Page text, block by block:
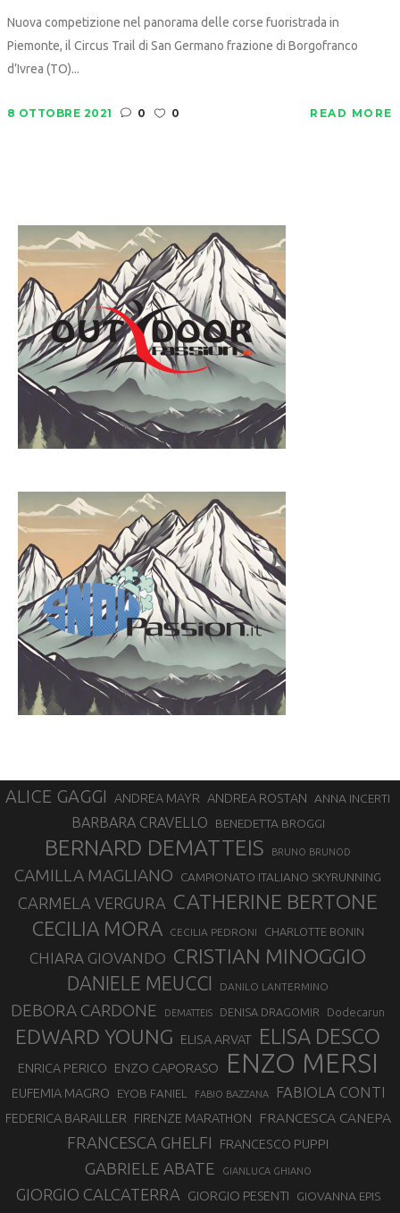
Nuova competizione nel panorama delle corse fuoristrada in
Piemonte, il Circus Trail di San Germano frazione di Borgofranco
d’Ivrea (TO)...
8 OTTOBRE 2021 0 0 READ MORE
ALICE GAGGI ANDREA MAYR ANDREA ROSTAN ANNA INCERTI
BARBARA CRAVELLO BENEDETTA BROGGI
BERNARD DEMATTEIS BRUNO BRUNOD
CAMILLA MAGLIANO CAMPIONATO ITALIANO SKYRUNNING
CARMELA VERGURA CATHERINE BERTONE
CECILIA MORA CECILIA PEDRONI CHARLOTTE BONIN
CHIARA GIOVANDO CRISTIAN MINOGGIO
DANIELE MEUCCI DANILO LANTERMINO
DEBORA CARDONE DEMATTEIS DENISA DRAGOMIR Dodecarun
EDWARD YOUNG ELISA ARVAT ELISA DESCO
ENRICA PERICO ENZO CAPORASO ENZO MERSI
EUFEMIA MAGRO EYOB FANIEL FABIO BAZZANA FABIOLA CONTI
FEDERICA BARAILLER FIRENZE MARATHON FRANCESCA CANEPA
FRANCESCA GHELFI FRANCESCO PUPPI
GABRIELE ABATE GIANLUCA GHIANO
GIORGIO CALCATERRA GIORGIO PESENTI GIOVANNA EPIS